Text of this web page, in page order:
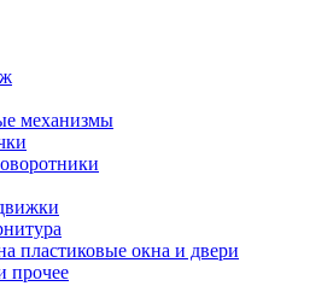
механизмы
пластиковые окна и двери
прочее